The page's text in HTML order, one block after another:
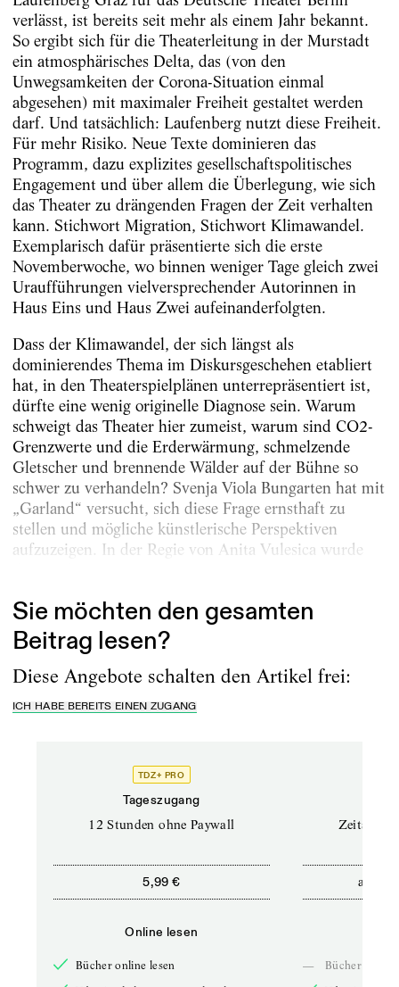
verlässt, ist bereits seit mehr als einem Jahr bekannt.
So ergibt sich für die Theaterleitung in der Murstadt
ein atmosphärisches Delta, das (von den
Unwegsamkeiten der Corona-Situation einmal
abgesehen) mit maximaler Freiheit gestaltet werden
darf. Und tatsächlich: Laufenberg nutzt diese Freiheit.
Für mehr Risiko. Neue Texte dominieren das
Programm, dazu explizites gesellschaftspolitisches
Engagement und über allem die Überlegung, wie sich
das Theater zu drängenden Fragen der Zeit verhalten
kann. Stichwort Migration, Stichwort Klimawandel.
Exemplarisch dafür präsentierte sich die erste
Novemberwoche, wo binnen weniger Tage gleich zwei
Urauf­führungen vielversprechender Autorinnen in
Haus Eins und Haus Zwei aufeinanderfolgten.
Dass der Klimawandel, der sich längst als
dominierendes Thema im Diskursgeschehen etabliert
hat, in den Theaterspielplänen unterrepräsentiert ist,
dürfte eine wenig ori­ginelle Diagnose sein. Warum
schweigt das Theater hier zumeist, warum sind CO2-
Grenzwerte und die Erderwärmung, schmelzende
Gletscher und brennende Wälder auf der ­Bühne so
schwer zu verhandeln? Svenja Viola Bungarten hat mit
„Garland“ versucht, sich diese Frage ernsthaft zu
stellen und mögliche künstlerische Perspektiven
aufzuzeigen. In der Regie von Anita Vulesica wurde
Sie möchten den gesamten
Beitrag lesen?
Diese Angebote schalten den Artikel frei:
ICH HABE BEREITS EINEN ZUGANG
TDZ+ PRO
Tageszugang
12 Stunden ohne Paywall
5,99 €
Online lesen
Bücher online lesen
ab
—
Bücher online